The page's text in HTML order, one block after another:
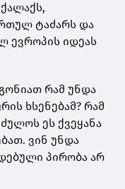
ტაძარს და
ევროპის იდეას
რამ უნდა
ხსენებამ? რამ
ეს ქვეყანა
ვინ უნდა
პირობა არ